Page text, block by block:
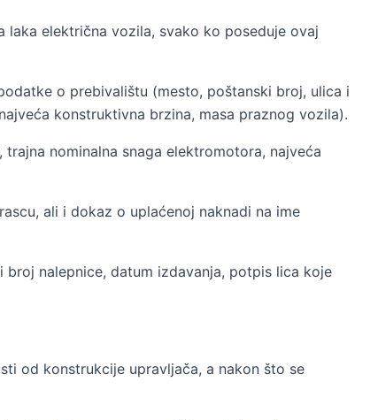
laka električna vozila, svako ko poseduje ovaj
o prebivalištu (mesto, poštanski broj, ulica i
konstruktivna brzina, masa praznog vozila).
nominalna snaga elektromotora, najveća
ali i dokaz o uplaćenoj naknadi na ime
nalepnice, datum izdavanja, potpis lica koje
od konstrukcije upravljača, a nakon što se